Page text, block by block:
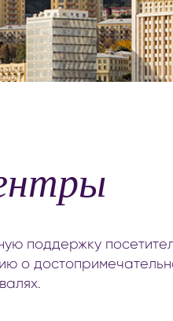
туризм
центры
поддержку
о